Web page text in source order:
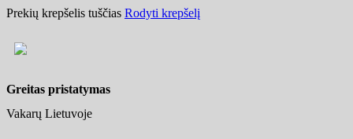
Prekių krepšelis tuščias Rodyti krepšelį
Greitas pristatymas
Vakarų Lietuvoje